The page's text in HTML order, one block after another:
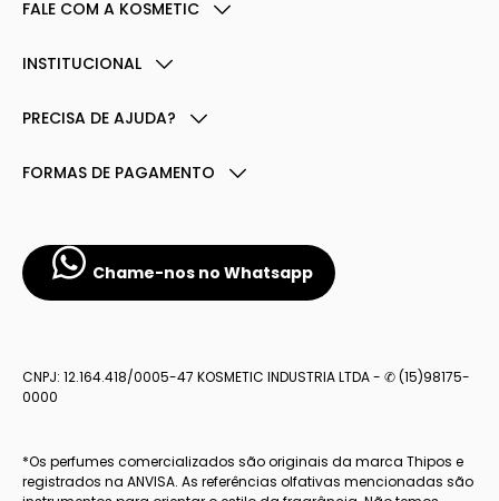
FALE COM A KOSMETIC
INSTITUCIONAL
PRECISA DE AJUDA?
FORMAS DE PAGAMENTO
Chame-nos no Whatsapp
CNPJ: 12.164.418/0005-47 KOSMETIC INDUSTRIA LTDA - ✆ (15)98175-
0000
*Os perfumes comercializados são originais da marca Thipos e
registrados na ANVISA. As referências olfativas mencionadas são